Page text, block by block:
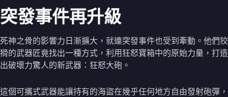
突發事件再升級
死神之骨的影響力日漸擴大，就連突發事件也受到牽動。他們狡
猾的武器匠竟找出一種方式，利用狂怒寶箱中的原始力量，打造
出破壞力驚人的新武器：狂怒大砲。
這個可攜式武器能讓持有的海盜在幾乎任何地方自由發射砲彈，